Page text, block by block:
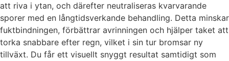
att riva i ytan, och därefter neutraliseras kvarvarande
sporer med en långtidsverkande behandling. Detta minskar
fuktbindningen, förbättrar avrinningen och hjälper taket att
torka snabbare efter regn, vilket i sin tur bromsar ny
tillväxt. Du får ett visuellt snyggt resultat samtidigt som